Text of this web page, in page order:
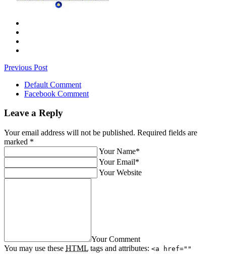
Previous Post
Default Comment
Facebook Comment
Leave a Reply
Your email address will not be published. Required fields are
marked *
Your Name*
Your Email*
Your Website
Your Comment
You may use these HTML tags and attributes: <a href=""